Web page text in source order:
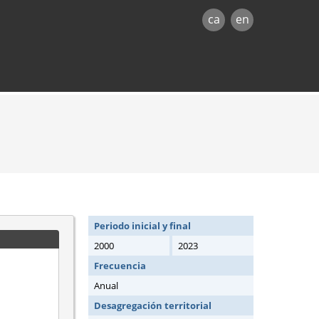
ca en
Periodo inicial y final
2000
2023
Frecuencia
Anual
Desagregación territorial